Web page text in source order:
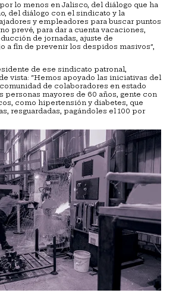
lo menos en Jalisco, del diálogo que ha
del diálogo con el sindicato y la
y empleadores para buscar puntos
prevé, para dar a cuenta vacaciones,
de jornadas, ajuste de
a fin de prevenir los despidos masivos”,
de ese sindicato patronal,
vista: “Hemos apoyado las iniciativas del
de colaboradores en estado
personas mayores de 60 años, gente con
como hipertensión y diabetes, que
resguardadas, pagándoles el 100 por